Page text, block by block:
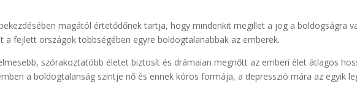
magától értetődőnek tartja, hogy mindenkit megillet a jog a boldogságra
fejlett országok többségében egyre boldogtalanabbak az emberek.
szórakoztatóbb életet biztosít és drámaian megnőtt az emberi élet átlagos
a boldogtalanság szintje nő és ennek kóros formája, a depresszió mára az egyik